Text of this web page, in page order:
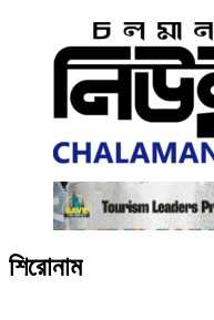
শিরোনাম